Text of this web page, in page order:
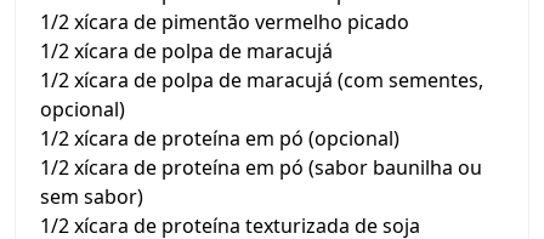
1/2 xícara de pimentão vermelho picado
1/2 xícara de polpa de maracujá
1/2 xícara de polpa de maracujá (com sementes,
opcional)
1/2 xícara de proteína em pó (opcional)
1/2 xícara de proteína em pó (sabor baunilha ou
sem sabor)
1/2 xícara de proteína texturizada de soja